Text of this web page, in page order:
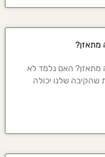
מתאזן?
מתאזן? האם נלמד לא
שהקיבה שלנו יכולה